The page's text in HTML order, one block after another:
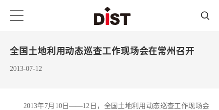
全国土地利用动态巡查工作现场会在常州召开
2013-07-12
2013年7月10日——12日，全国土地利用动态巡查工作现场会